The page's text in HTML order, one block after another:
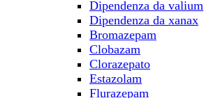
Dipendenza da valium
Dipendenza da xanax
Bromazepam
Clobazam
Clorazepato
Estazolam
Flurazepam